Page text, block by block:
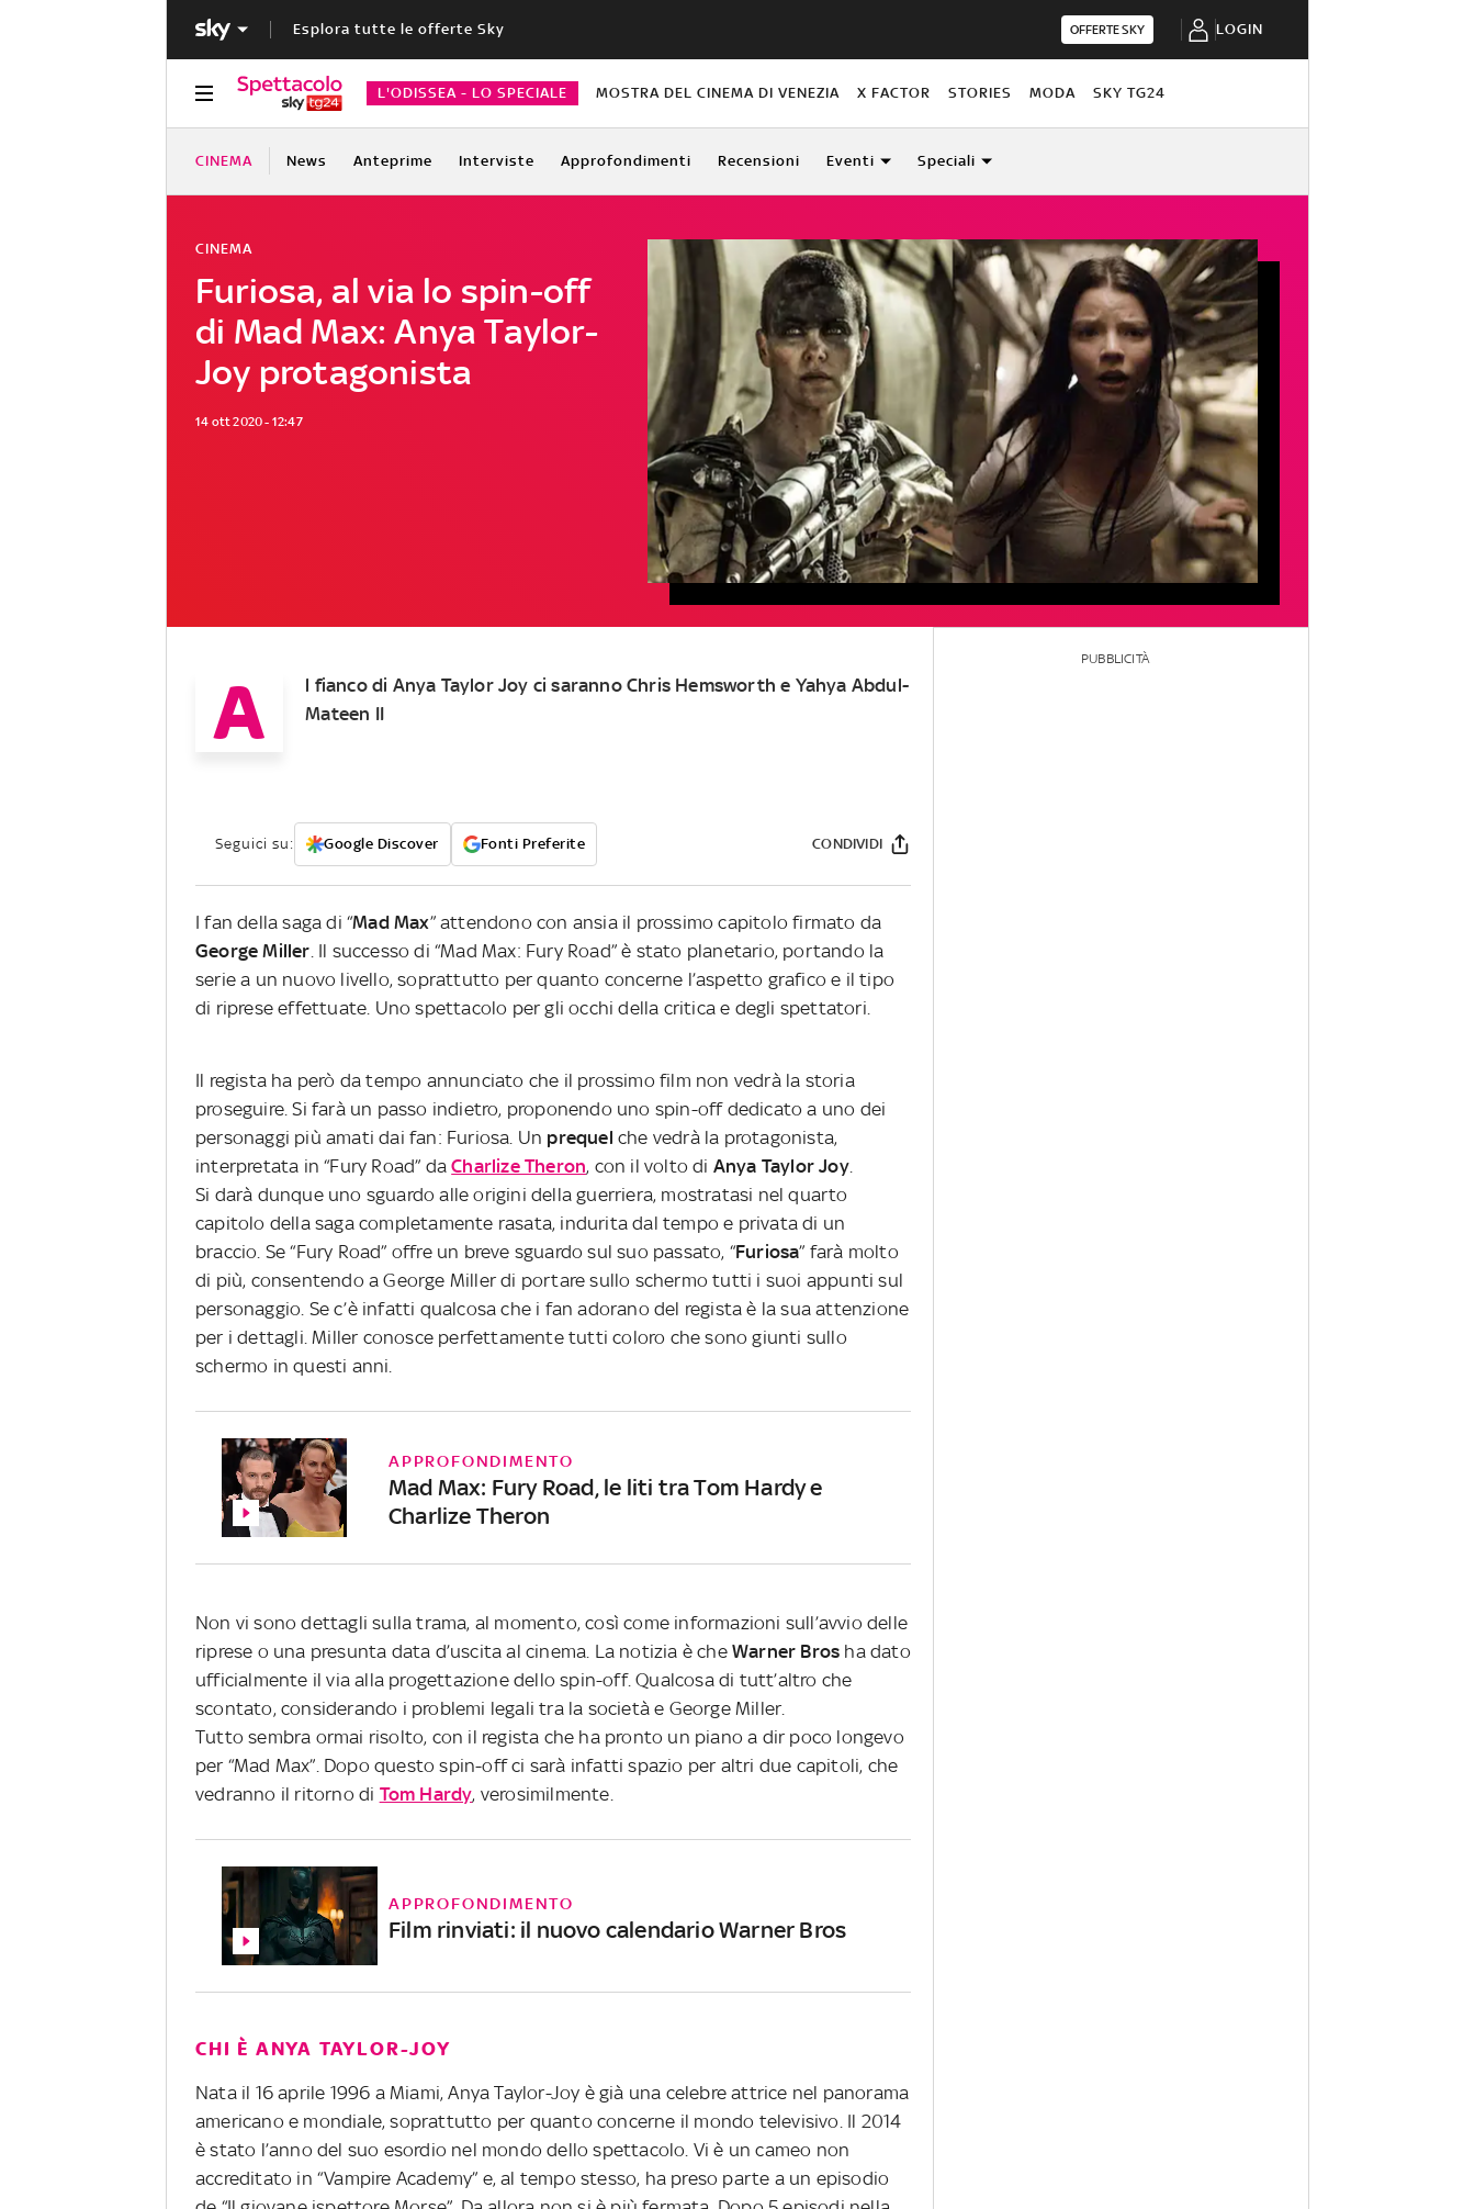
Esplora tutte le offerte Sky OFFERTE SKY LOGIN
L'ODISSEA - LO SPECIALE MOSTRA DEL CINEMA DI VENEZIA X FACTOR STORIES MODA SKY TG24
CINEMA News Anteprime Interviste Approfondimenti Recensioni Eventi Speciali
Furiosa, al via lo spin-off
di Mad Max: Anya Taylor-
Joy protagonista
CINEMA
14 ott 2020 - 12:47
A
l fianco di Anya Taylor Joy ci saranno Chris Hemsworth e Yahya Abdul-
Mateen II
Seguici su: Google Discover Fonti Preferite CONDIVIDI
I fan della saga di “Mad Max” attendono con ansia il prossimo capitolo firmato da
George Miller . Il successo di “Mad Max: Fury Road” è stato planetario, portando la
serie a un nuovo livello, soprattutto per quanto concerne l’aspetto grafico e il tipo
di riprese effettuate. Uno spettacolo per gli occhi della critica e degli spettatori.
Il regista ha però da tempo annunciato che il prossimo film non vedrà la storia
proseguire. Si farà un passo indietro, proponendo uno spin-off dedicato a uno dei
personaggi più amati dai fan: Furiosa. Un prequel che vedrà la protagonista,
interpretata in “Fury Road” daCharlize Theron, con il volto di Anya Taylor Joy.
Si darà dunque uno sguardo alle origini della guerriera, mostratasi nel quarto
capitolo della saga completamente rasata, indurita dal tempo e privata di un
braccio. Se “Fury Road” offre un breve sguardo sul suo passato, “Furiosa” farà molto
di più, consentendo a George Miller di portare sullo schermo tutti i suoi appunti sul
personaggio. Se c’è infatti qualcosa che i fan adorano del regista è la sua attenzione
per i dettagli. Miller conosce perfettamente tutti coloro che sono giunti sullo
schermo in questi anni.
APPROFONDIMENTO
Mad Max: Fury Road, le liti tra Tom Hardy e
Charlize Theron
Non vi sono dettagli sulla trama, al momento, così come informazioni sull’avvio delle
riprese o una presunta data d’uscita al cinema. La notizia è cheWarner Bros ha dato
ufficialmente il via alla progettazione dello spin-off. Qualcosa di tutt’altro che
scontato, considerando i problemi legali tra la società e George Miller.
Tutto sembra ormai risolto, con il regista che ha pronto un piano a dir poco longevo
per “Mad Max”. Dopo questo spin-off ci sarà infatti spazio per altri due capitoli, che
vedranno il ritorno di Tom Hardy, verosimilmente.
APPROFONDIMENTO
Film rinviati: il nuovo calendario Warner Bros
CHI È ANYA TAYLOR-JOY
Nata il 16 aprile 1996 a Miami, Anya Taylor-Joy è già una celebre attrice nel panorama
americano e mondiale, soprattutto per quanto concerne il mondo televisivo. Il 2014
è stato l’anno del suo esordio nel mondo dello spettacolo. Vi è un cameo non
accreditato in “Vampire Academy” e, al tempo stesso, ha preso parte a un episodio
PUBBLICITÀ